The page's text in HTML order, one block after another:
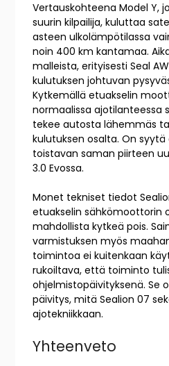
Vertauskohteena Model Y,
suurin kilpailija, kuluttaa
asteen ulkolämpötilassa
noin 400 km kantamaa.
malleista, erityisesti Seal
kulutuksen johtuvan
Kytkemällä etuakselin
normaalissa ajotilanteessa
tekee autosta lähemmäs
kulutuksen osalta. On syytä
toistavan saman piirteen
3.0 Evossa.
Monet tekniset tiedot
etuakselin sähkömoottorin
mahdollista kytkeä pois.
varmistuksen myös
toimintoa ei kuitenkaan
rukoiltava, että toiminto
ohjelmistopäivityksenä. Se
päivitys, mitä Sealion 07
ajotekniikkaan.
Yhteenveto